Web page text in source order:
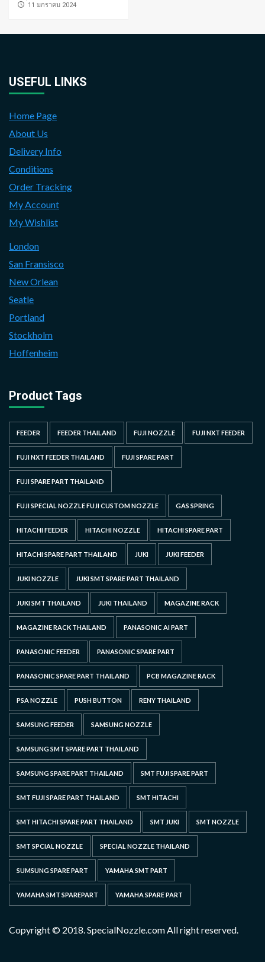
่11 มกราคม 2024
USEFUL LINKS
Home Page
About Us
Delivery Info
Conditions
Order Tracking
My Account
My Wishlist
London
San Fransisco
New Orlean
Seatle
Portland
Stockholm
Hoffenheim
Product Tags
FEEDER FEEDER THAILAND FUJI NOZZLE FUJI NXT FEEDER
FUJI NXT FEEDER THAILAND FUJI SPARE PART
FUJI SPARE PART THAILAND
FUJI SPECIAL NOZZLE FUJI CUSTOM NOZZLE GAS SPRING
HITACHI FEEDER HITACHI NOZZLE HITACHI SPARE PART
HITACHI SPARE PART THAILAND JUKI JUKI FEEDER
JUKI NOZZLE JUKI SMT SPARE PART THAILAND
JUKI SMT THAILAND JUKI THAILAND MAGAZINE RACK
MAGAZINE RACK THAILAND PANASONIC AI PART
PANASONIC FEEDER PANASONIC SPARE PART
PANASONIC SPARE PART THAILAND PCB MAGAZINE RACK
PSA NOZZLE PUSH BUTTON RENY THAILAND
SAMSUNG FEEDER SAMSUNG NOZZLE
SAMSUNG SMT SPARE PART THAILAND
SAMSUNG SPARE PART THAILAND SMT FUJI SPARE PART
SMT FUJI SPARE PART THAILAND SMT HITACHI
SMT HITACHI SPARE PART THAILAND SMT JUKI SMT NOZZLE
SMT SPCIAL NOZZLE SPECIAL NOZZLE THAILAND
SUMSUNG SPARE PART YAMAHA SMT PART
YAMAHA SMT SPAREPART YAMAHA SPARE PART
Copyright © 2018. SpecialNozzle.com All right reserved.